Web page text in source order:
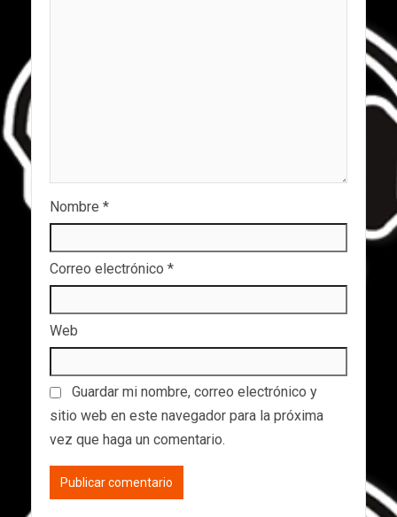
Nombre *
Correo electrónico *
Web
Guardar mi nombre, correo electrónico y
sitio web en este navegador para la próxima
vez que haga un comentario.